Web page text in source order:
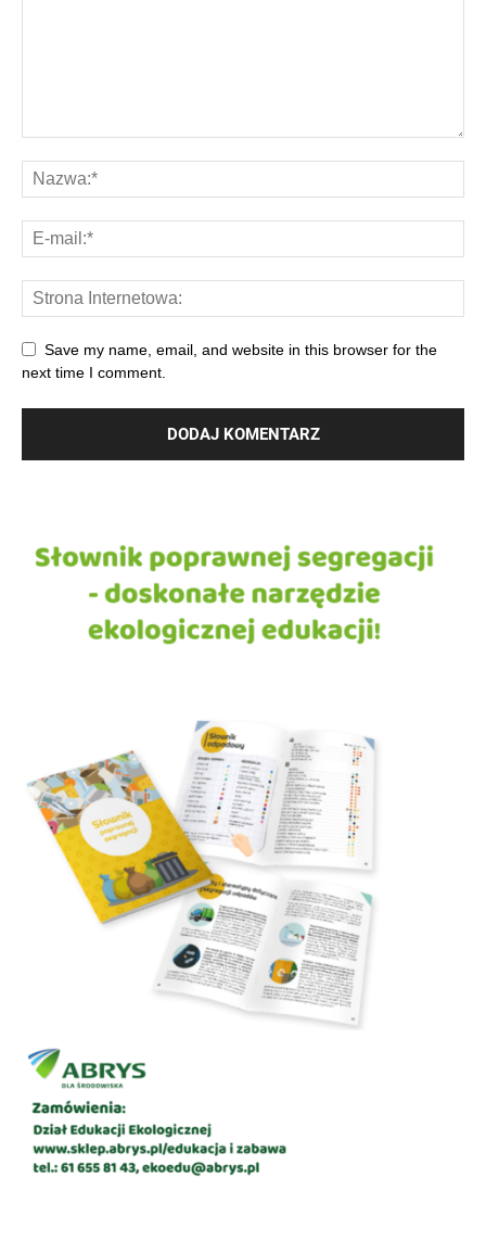
Save my name, email, and website in this browser for the
next time I comment.